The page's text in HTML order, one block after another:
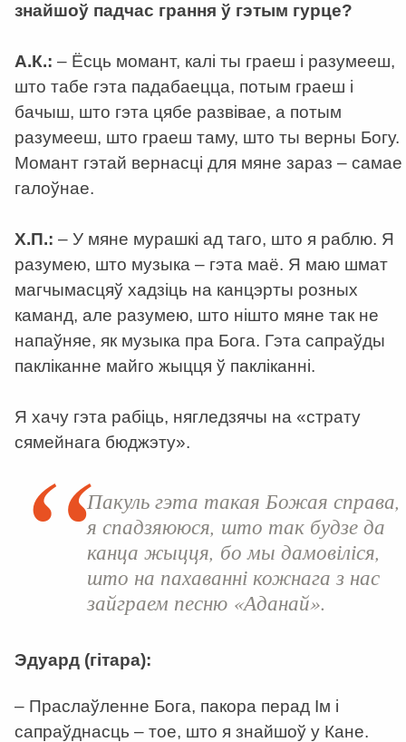
знайшоў падчас грання ў гэтым гурце?
А.К.: – Ёсць момант, калі ты граеш і разумееш,
што табе гэта падабаецца, потым граеш і
бачыш, што гэта цябе развівае, а потым
разумееш, што граеш таму, што ты верны Богу.
Момант гэтай вернасці для мяне зараз – самае
галоўнае.
Х.П.: – У мяне мурашкі ад таго, што я раблю. Я
разумею, што музыка – гэта маё. Я маю шмат
магчымасцяў хадзіць на канцэрты розных
каманд, але разумею, што нішто мяне так не
напаўняе, як музыка пра Бога. Гэта сапраўды
пакліканне майго жыцця ў пакліканні.
Я хачу гэта рабіць, нягледзячы на «страту
сямейнага бюджэту».
Пакуль гэта такая Божая справа,
я спадзяююся, што так будзе да
канца жыцця, бо мы дамовіліся,
што на пахаванні кожнага з нас
зайграем песню «Аданай».
Эдуард (гітара):
– Праслаўленне Бога, пакора перад Ім і
сапраўднасць – тое, што я знайшоў у Кане.